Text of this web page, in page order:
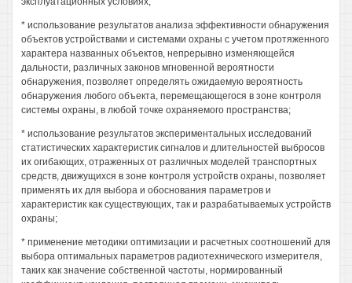
* использование результатов анализа эффективности обнаружения
объектов устройствами и системами охраны с учетом протяженного
характера названных объектов, непрерывно изменяющейся
дальности, различных законов мгновенной вероятности
обнаружения, позволяет определять ожидаемую вероятность
обнаружения любого объекта, перемещающегося в зоне контроля
системы охраны, в любой точке охраняемого пространства;
* использование результатов экспериментальных исследований
статистических характеристик сигналов и длительностей выбросов
их огибающих, отраженных от различных моделей транспортных
средств, движущихся в зоне контроля устройств охраны, позволяет
применять их для выбора и обоснования параметров и
характеристик как существующих, так и разрабатываемых устройств
охраны;
* применение методики оптимизации и расчетных соотношений для
выбора оптимальных параметров радиотехнического измерителя,
таких как значение собственной частоты, нормированный